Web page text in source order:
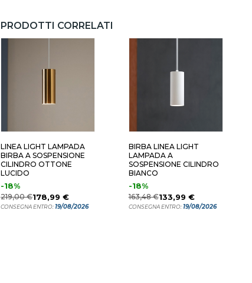
PRODOTTI CORRELATI
LINEA LIGHT LAMPADA
BIRBA A SOSPENSIONE
CILINDRO OTTONE
LUCIDO
-18%
219,00 €178,99 €
CONSEGNA ENTRO:19/08/2026
BIRBA LINEA LIGHT
LAMPADA A
SOSPENSIONE CILINDRO
BIANCO
-18%
163,48 €133,99 €
CONSEGNA ENTRO:19/08/2026